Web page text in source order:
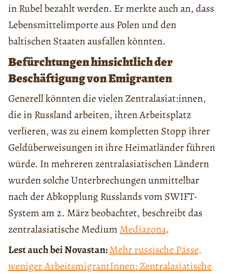
in Rubel bezahlt werden. Er merkte auch an, dass
Lebensmittelimporte aus Polen und den
baltischen Staaten ausfallen könnten.
Befürchtungen hinsichtlich der
Beschäftigung von Emigranten
Generell könnten die vielen Zentralasiat:innen,
die in Russland arbeiten, ihren Arbeitsplatz
verlieren, was zu einem kompletten Stopp ihrer
Geldüberweisungen in ihre Heimatländer führen
würde. In mehreren zentralasiatischen Ländern
wurden solche Unterbrechungen unmittelbar
nach der Abkopplung Russlands vom SWIFT-
System am 2. März beobachtet, beschreibt das
zentralasiatische Medium Mediazona.
Lest auch bei Novastan:Mehr russische Pässe,
weniger ArbeitsmigrantInnen: Zentralasiatische